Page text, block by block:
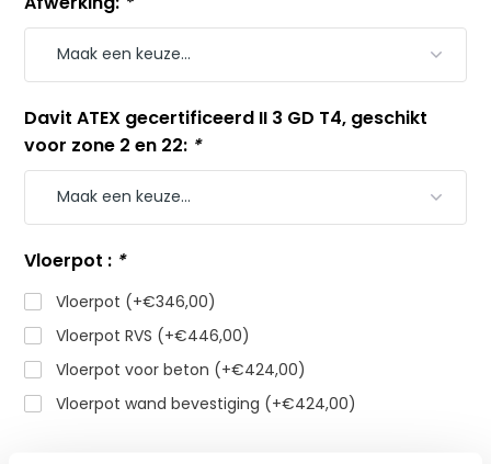
Davit ATEX gecertificeerd II 3 GD T4, geschikt
voor zone 2 en 22: *
Vloerpot : *
Vloerpot (+€346,00)
Vloerpot RVS (+€446,00)
Vloerpot voor beton (+€424,00)
Vloerpot wand bevestiging (+€424,00)